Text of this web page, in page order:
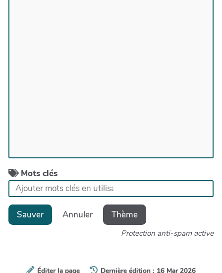
Mots clés
Sauver Annuler Thème
Protection anti-spam active
Éditer la page Dernière édition : 16 Mar 2026